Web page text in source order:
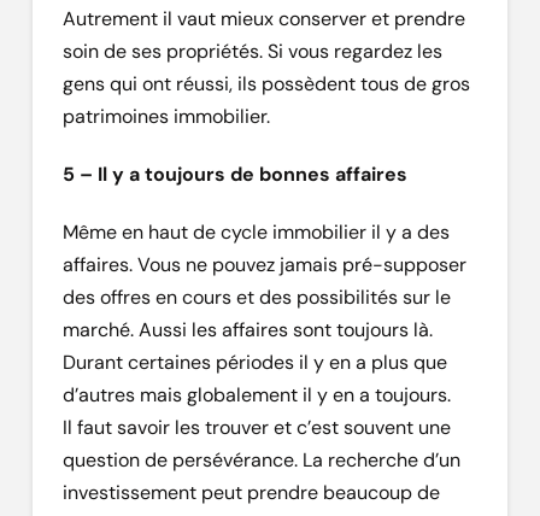
Autrement il vaut mieux conserver et prendre
soin de ses propriétés. Si vous regardez les
gens qui ont réussi, ils possèdent tous de gros
patrimoines immobilier.
5 – Il y a toujours de bonnes affaires
Même en haut de cycle immobilier il y a des
affaires. Vous ne pouvez jamais pré-supposer
des offres en cours et des possibilités sur le
marché. Aussi les affaires sont toujours là.
Durant certaines périodes il y en a plus que
d’autres mais globalement il y en a toujours.
Il faut savoir les trouver et c’est souvent une
question de persévérance. La recherche d’un
investissement peut prendre beaucoup de